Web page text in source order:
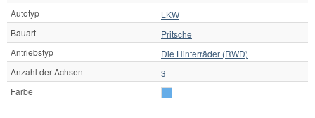
Autotyp
LKW
Bauart
Pritsche
Antriebstyp
Die Hinterräder (RWD)
Anzahl der Achsen
3
Farbe